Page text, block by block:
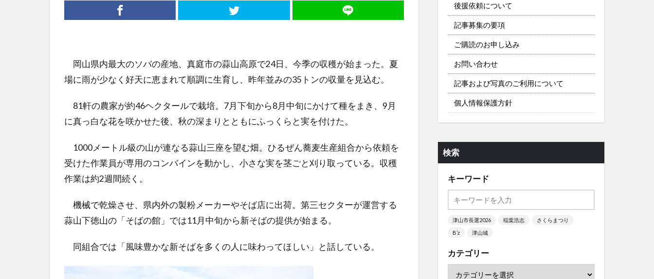
岡山県内最大のソバの産地、真庭市の蒜山高原で24日、今季の収穫が始まった。夏
場に雨が少なく好天に恵まれて順調に生育し、昨年並みの35トンの収量を見込む。
81軒の農家が約46ヘクタールで栽培。7月下旬から8月中旬にかけて種をまき、9月
に真っ白な花を咲かせた後、秋の深まりとともにふっくらと実を付けた。
1000メートル級の山が連なる蒜山三座を望む畑。ひるぜん蕎麦生産組合から依頼を
受けた作業員が専用のコンバインを動かし、小さな実を茎ごと刈り取っている。収穫
作業は約2週間続く。
機械で乾燥させ、県内外の製粉メーカーやそば店に出荷。第三セクターが運営する
蒜山下徳山の「そばの館」では11月中旬から新そばの提供が始まる。
同組合では「風味豊かな新そばを多くの人に味わってほしい」と話している。
後援依頼について
記事募集の要項
ご購読のお申し込み
お問い合わせ
記事および写真のご利用について
個人情報保護方針
検索
キーワード
津山市長選2026 稲葉浩志
さくらまつり
B’z
津山城
カテゴリー